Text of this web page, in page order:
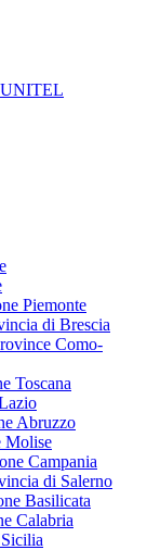
UNITEL
Piemonte
di Brescia
Como-
Toscana
Abruzzo
Molise
Campania
di Salerno
Basilicata
Calabria